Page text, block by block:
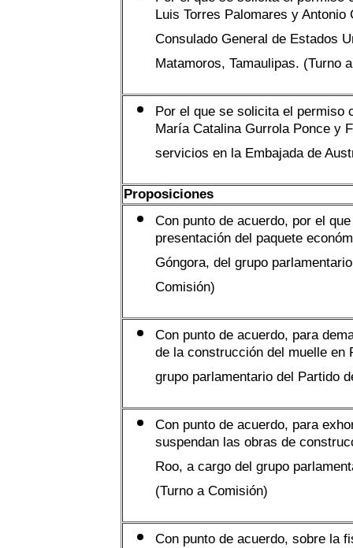
Luis Torres Palomares y
Consulado General de Estados
Matamoros, Tamaulipas. (Turno
Por el que se solicita el permiso
María Catalina Gurrola Ponce y
servicios en la Embajada de
Proposiciones
Con punto de acuerdo, por el
presentación del paquete
Góngora, del grupo
Comisión)
Con punto de acuerdo, para
de la construcción del muelle
grupo parlamentario del Partido
Con punto de acuerdo, para
suspendan las obras de
Roo, a cargo del grupo
(Turno a Comisión)
Con punto de acuerdo, sobre la